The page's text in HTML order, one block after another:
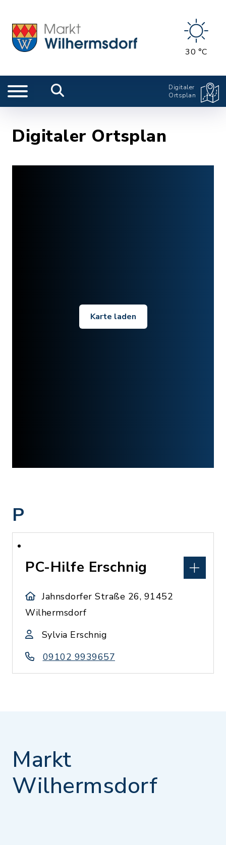
30 °C
Digitaler
Ortsplan
Digitaler Ortsplan
Karte laden
P
PC-Hilfe Erschnig
Jahnsdorfer Straße 26, 91452
Wilhermsdorf
Sylvia Erschnig
09102 9939657
Markt
Wilhermsdorf